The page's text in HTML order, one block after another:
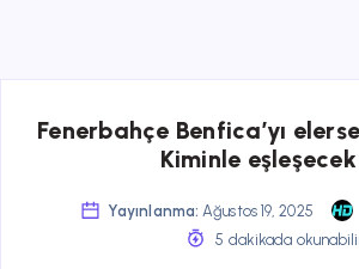
Fenerbahçe Benfica’yı
Kiminle
Yayınlanma: Ağustos 19, 2025
5 dakikada